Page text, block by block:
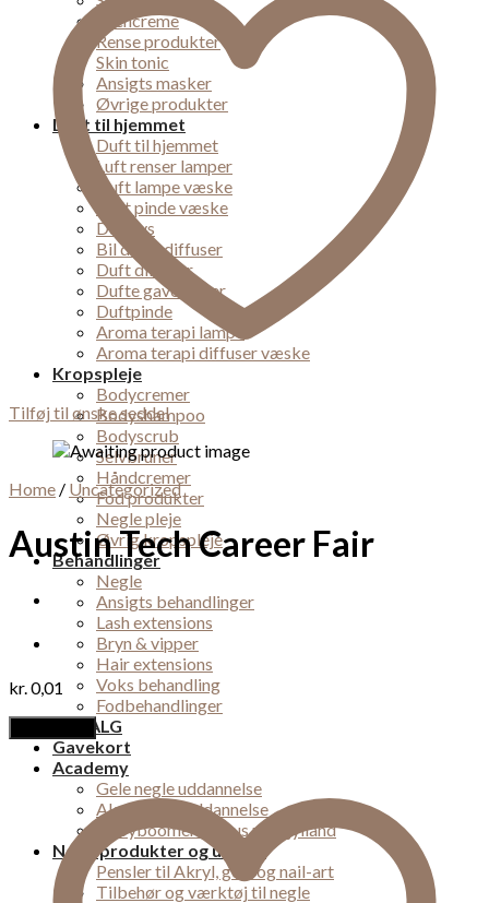
Øjencreme
Rense produkter
Skin tonic
Ansigts masker
Øvrige produkter
Duft til hjemmet
Duft til hjemmet
Luft renser lamper
Duft lampe væske
Duft pinde væske
Duft lys
Bil dufte diffuser
Duft diffuser
Dufte gaveæsker
Duftpinde
Aroma terapi lampe
Aroma terapi diffuser væske
Kropspleje
Bodycremer
Bodyshampoo
Bodyscrub
Selvbruner
Håndcremer
Fod produkter
Negle pleje
Øvrig kropspleje
Behandlinger
Negle
Ansigts behandlinger
Lash extensions
Bryn & vipper
Hair extensions
Voks behandling
Fodbehandlinger
UDSALG
Gavekort
Academy
Gele negle uddannelse
Akryl negle uddannelse
Babyboomer kursus midtjylland
Negleprodukter og udstyr
Pensler til Akryl, gele og nail-art
Tilbehør og værktøj til negle
Tilføj til ønske seddel
Home / Uncategorized
Austin Tech Career Fair
kr. 0,01